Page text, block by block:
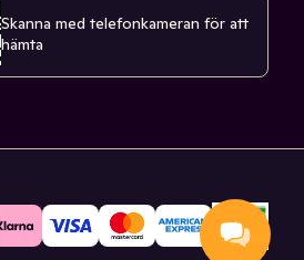
Skanna med telefonkameran för att
hämta